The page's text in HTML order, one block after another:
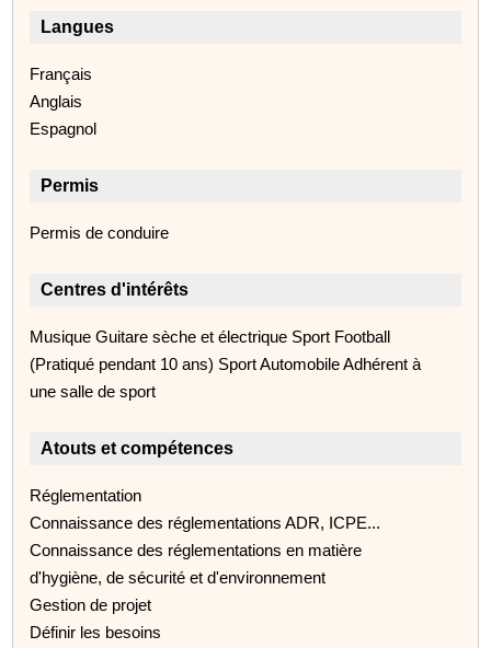
Langues
Français
Anglais
Espagnol
Permis
Permis de conduire
Centres d'intérêts
Musique Guitare sèche et électrique Sport Football
(Pratiqué pendant 10 ans) Sport Automobile Adhérent à
une salle de sport
Atouts et compétences
Réglementation
Connaissance des réglementations ADR, ICPE...
Connaissance des réglementations en matière
d'hygiène, de sécurité et d'environnement
Gestion de projet
Définir les besoins